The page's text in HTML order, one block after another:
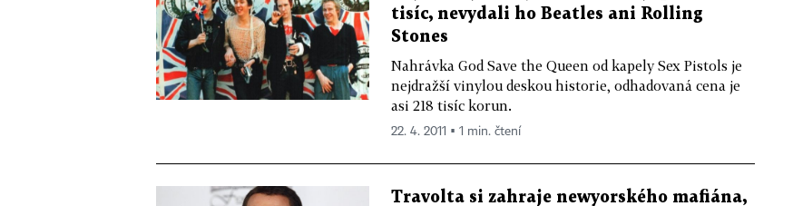
tisíc, nevydali ho Beatles ani Rolling
Stones
Nahrávka God Save the Queen od kapely Sex Pistols je
nejdražší vinylou deskou historie, odhadovaná cena je
asi 218 tisíc korun.
22. 4. 2011 ▪ 1 min. čtení
Travolta si zahraje newyorského mafiána,